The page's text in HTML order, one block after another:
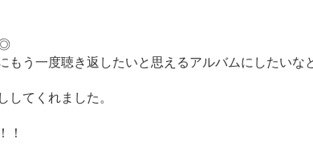
◎
う一度聴き返したいと思えるアルバムにしたいな
てくれました。
！